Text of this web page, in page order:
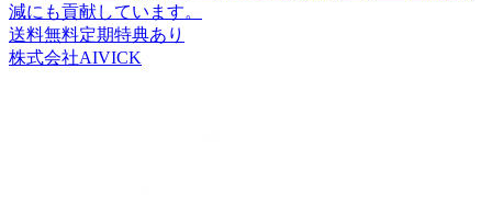
減にも貢献しています。
送料無料定期特典あり
株式会社AIVICK